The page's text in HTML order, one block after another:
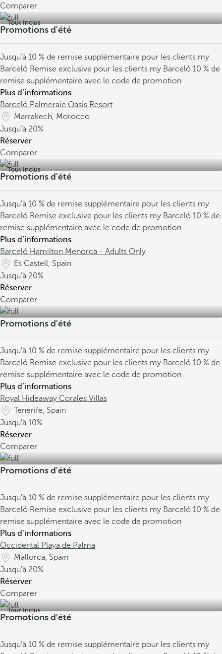
Comparer
Tout Inclus
Promotions d'été
Jusqu’à 10 % de remise supplémentaire pour les clients my
Barceló Remise exclusive pour les clients my Barceló 10 % de
remise supplémentaire avec le code de promotion
Plus d’informations
Barceló Palmeraie Oasis Resort
Marrakech, Morocco
Jusqu’à 20%
Réserver
Comparer
Tout Inclus
Promotions d'été
Jusqu’à 10 % de remise supplémentaire pour les clients my
Barceló Remise exclusive pour les clients my Barceló 10 % de
remise supplémentaire avec le code de promotion
Plus d’informations
Barceló Hamilton Menorca - Adults Only
Es Castell, Spain
Jusqu’à 20%
Réserver
Comparer
Promotions d'été
Jusqu’à 10 % de remise supplémentaire pour les clients my
Barceló Remise exclusive pour les clients my Barceló 10 % de
remise supplémentaire avec le code de promotion
Plus d’informations
Royal Hideaway Corales Villas
Tenerife, Spain
Jusqu’à 10%
Réserver
Comparer
Promotions d'été
Jusqu’à 10 % de remise supplémentaire pour les clients my
Barceló Remise exclusive pour les clients my Barceló 10 % de
remise supplémentaire avec le code de promotion
Plus d’informations
Occidental Playa de Palma
Mallorca, Spain
Jusqu’à 20%
Réserver
Comparer
Tout Inclus
Promotions d'été
Jusqu’à 10 % de remise supplémentaire pour les clients my